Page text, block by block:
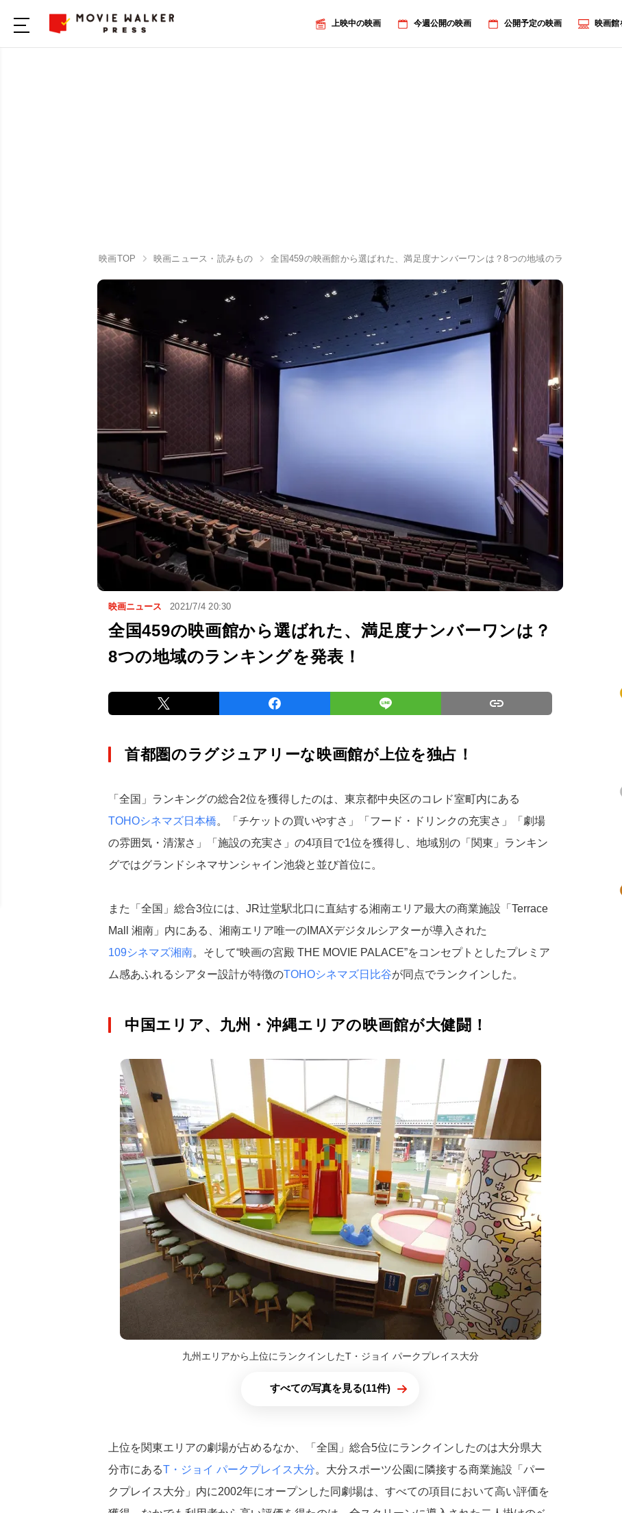
上映中の映画 今週公開の映画 公開予定の映画 映画館
映画TOP 映画ニュース・読みもの 全国459の映画館から選ばれた、満足度ナンバーワンは？8つの地域のランキングを発
映画ニュース 2021/7/4 20:30
全国459の映画館から選ばれた、満足度ナンバーワンは？
8つの地域のランキングを発表！
首都圏のラグジュアリーな映画館が上位を独占！
「全国」ランキングの総合2位を獲得したのは、東京都中央区のコレド室町内にある
TOHOシネマズ日本橋。「チケットの買いやすさ」「フード・ドリンクの充実さ」「劇場
の雰囲気・清潔さ」「施設の充実さ」の4項目で1位を獲得し、地域別の「関東」ランキン
グではグランドシネマサンシャイン池袋と並び首位に。
また「全国」総合3位には、JR辻堂駅北口に直結する湘南エリア最大の商業施設「Terrace
Mall 湘南」内にある、湘南エリア唯一のIMAXデジタルシアターが導入された
109シネマズ湘南。そして“映画の宮殿 THE MOVIE PALACE”をコンセプトとしたプレミア
ム感あふれるシアター設計が特徴のTOHOシネマズ日比谷が同点でランクインした。
中国エリア、九州・沖縄エリアの映画館が大健闘！
九州エリアから上位にランクインしたT・ジョイ パークプレイス大分
すべての写真を見る(11件)
上位を関東エリアの劇場が占めるなか、「全国」総合5位にランクインしたのは大分県大
分市にあるT・ジョイ パークプレイス大分。大分スポーツ公園に隣接する商業施設「パー
クプレイス大分」内に2002年にオープンした同劇場は、すべての項目において高い評価を